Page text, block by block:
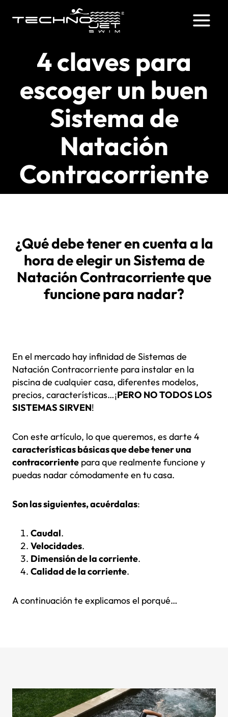
4 claves para
escoger un buen
Sistema de
Natación
Contracorriente
¿Qué debe tener en cuenta a la
hora de elegir un Sistema de
Natación Contracorriente que
funcione para nadar?
En el mercado hay infinidad de Sistemas de
Natación Contracorriente para instalar en la
piscina de cualquier casa, diferentes modelos,
precios, características…¡PERO NO TODOS LOS
SISTEMAS SIRVEN!
Con este artículo, lo que queremos, es darte 4
características básicas que debe tener una
contracorriente para que realmente funcione y
puedas nadar cómodamente en tu casa.
Son las siguientes, acuérdalas:
Caudal.
Velocidades.
Dimensión de la corriente.
Calidad de la corriente.
A continuación te explicamos el porqué…